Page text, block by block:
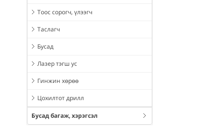
Тоос сорогч, үлээгч
Таслагч
Бусад
Лазер тэгш ус
Гинжин хөрөө
Цохилтот дрилл
Бусад багаж, хэрэгсэл